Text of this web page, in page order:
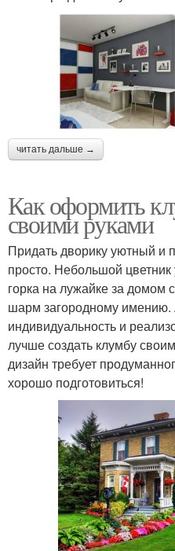
читать дальше →
Как оформить
своими руками
Придать дворику уютный и
просто. Небольшой
горка на лужайке за домом
шарм загородному имению.
индивидуальность и
лучше создать клумбу
дизайн требует
хорошо подготовиться!